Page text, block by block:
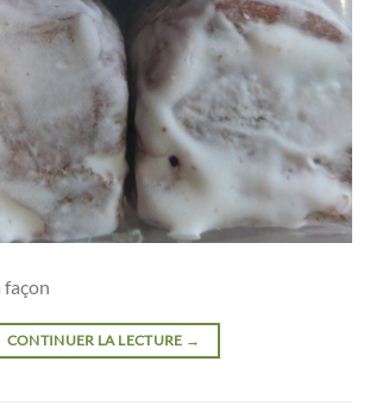
façon
CONTINUER LA LECTURE →